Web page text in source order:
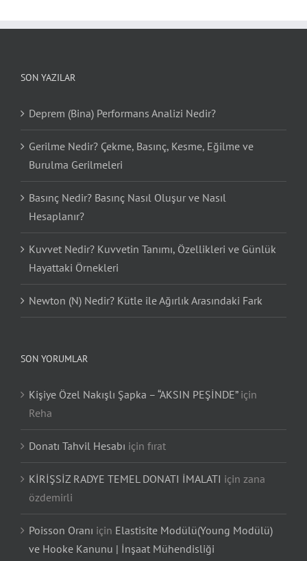
SON YAZILAR
Deprem (Bina) Performans Analizi Nedir?
Gerilme Nedir? Çekme, Basınç, Kesme, Eğilme ve
Burulma Gerilmeleri
Basınç Nedir? Basınç Nasıl Oluşur ve Nasıl
Hesaplanır?
Kuvvet Nedir? Kuvvetin Tanımı, Özellikleri ve Günlük
Hayattaki Örnekleri
Newton (N) Nedir? Kütle ile Ağırlık Arasındaki Fark
SON YORUMLAR
Kişiye Özel Nakışlı Şapka – “AKSIN PEŞİNDE”için
Reha
Donatı Tahvil Hesabı için fırat
KİRİŞSİZ RADYE TEMEL DONATI İMALATI için zana
özdemirli
Poisson Oranı için Elastisite Modülü(Young Modülü)
ve Hooke Kanunu | İnşaat Mühendisliği